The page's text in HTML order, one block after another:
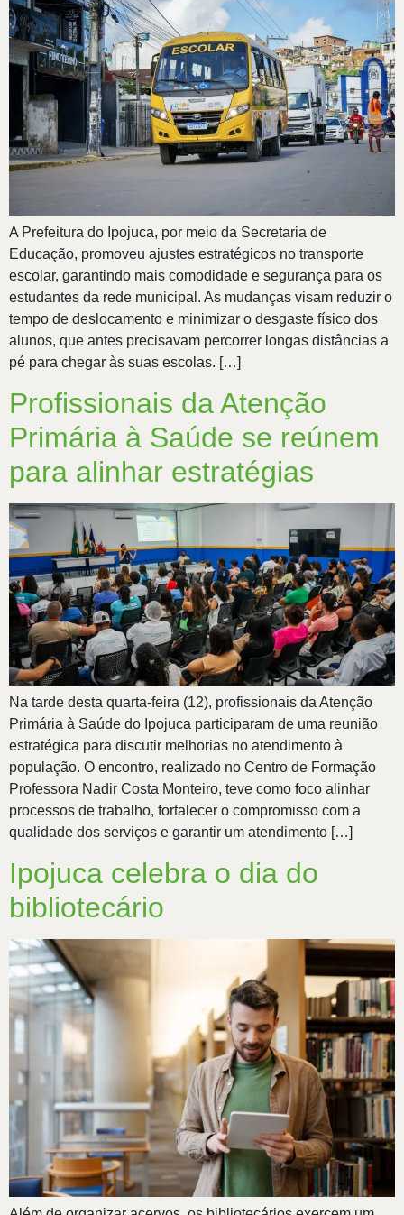
A Prefeitura do Ipojuca, por meio da Secretaria de
Educação, promoveu ajustes estratégicos no transporte
escolar, garantindo mais comodidade e segurança para os
estudantes da rede municipal. As mudanças visam reduzir o
tempo de deslocamento e minimizar o desgaste físico dos
alunos, que antes precisavam percorrer longas distâncias a
pé para chegar às suas escolas. […]
Profissionais da Atenção
Primária à Saúde se reúnem
para alinhar estratégias
Na tarde desta quarta-feira (12), profissionais da Atenção
Primária à Saúde do Ipojuca participaram de uma reunião
estratégica para discutir melhorias no atendimento à
população. O encontro, realizado no Centro de Formação
Professora Nadir Costa Monteiro, teve como foco alinhar
processos de trabalho, fortalecer o compromisso com a
qualidade dos serviços e garantir um atendimento […]
Ipojuca celebra o dia do
bibliotecário